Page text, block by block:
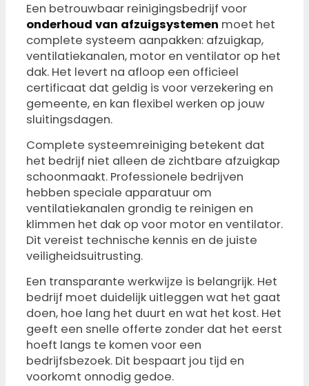
Een betrouwbaar reinigingsbedrijf voor
onderhoud van afzuigsystemen moet het
complete systeem aanpakken: afzuigkap,
ventilatiekanalen, motor en ventilator op het
dak. Het levert na afloop een officieel
certificaat dat geldig is voor verzekering en
gemeente, en kan flexibel werken op jouw
sluitingsdagen.
Complete systeemreiniging betekent dat
het bedrijf niet alleen de zichtbare afzuigkap
schoonmaakt. Professionele bedrijven
hebben speciale apparatuur om
ventilatiekanalen grondig te reinigen en
klimmen het dak op voor motor en ventilator.
Dit vereist technische kennis en de juiste
veiligheidsuitrusting.
Een transparante werkwijze is belangrijk. Het
bedrijf moet duidelijk uitleggen wat het gaat
doen, hoe lang het duurt en wat het kost. Het
geeft een snelle offerte zonder dat het eerst
hoeft langs te komen voor een
bedrijfsbezoek. Dit bespaart jou tijd en
voorkomt onnodig gedoe.